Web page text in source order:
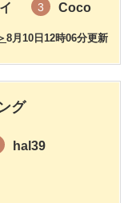
3 Coco
8月10日12時06分更新
グ
hal39